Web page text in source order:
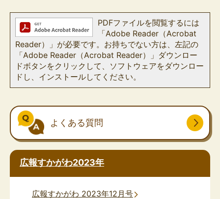
PDFファイルを閲覧するには
「Adobe Reader（Acrobat
Reader）」が必要です。お持ちでない方は、左記の
「Adobe Reader（Acrobat Reader）」ダウンロー
ドボタンをクリックして、ソフトウェアをダウンロー
ドし、インストールしてください。
よくある質問
広報すかがわ2023年
広報すかがわ 2023年12月号